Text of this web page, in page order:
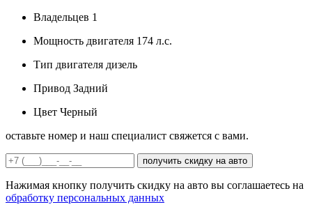
Владельцев 1
Мощность двигателя 174 л.с.
Тип двигателя дизель
Привод Задний
Цвет Черный
оставьте номер и наш специалист свяжется с вами.
получить скидку на авто
Нажимая кнопку получить скидку на авто вы соглашаетесь на
обработку персональных данных